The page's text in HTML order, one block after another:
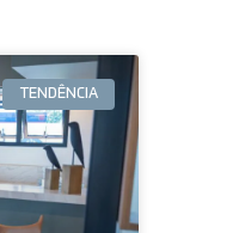
TENDÊNCIA